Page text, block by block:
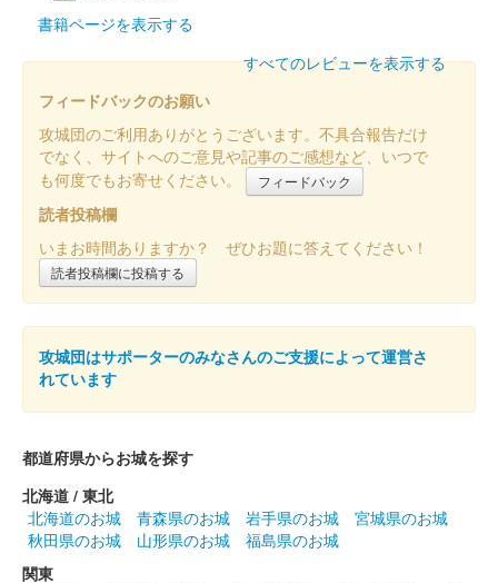
前橋城 御城印 前橋市立前橋高等学校書道部直書き版
販売終了
2025年6月7、8日に開催された「群馬戦国御城印サミット
2025」の前橋市立高等学校書道部のブースにて販売された御城
印。100枚限定
前橋城 御城印
前橋百貨リニューアルオープン記念限
定版 金
販売終了
50枚限定
前橋城 御城印
定版 銀
販売終了
書籍ページを表示する
すべてのレビューを表示する
フィードバックのお願い
攻城団のご利用ありがとうございます。不具合報告だけ
でなく、サイトへのご意見や記事のご感想など、いつで
も何度でもお寄せください。
フィードバック
読者投稿欄
いまお時間ありますか？ ぜひお題に答えてください！
読者投稿欄に投稿する
攻城団はサポーターのみなさんのご支援によって運営さ
れています
都道府県からお城を探す
北海道 / 東北
北海道のお城
青森県のお城 岩手県のお城
宮城県のお城
秋田県のお城
山形県のお城
福島県のお城
関東